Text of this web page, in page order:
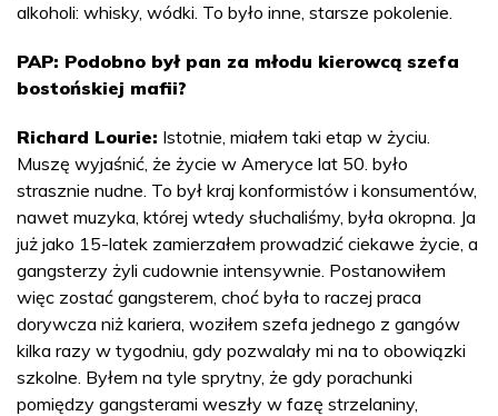
alkoholi: whisky, wódki. To było inne, starsze pokolenie.
PAP: Podobno był pan za młodu kierowcą szefa
bostońskiej mafii?
Richard Lourie: Istotnie, miałem taki etap w życiu.
Muszę wyjaśnić, że życie w Ameryce lat 50. było
strasznie nudne. To był kraj konformistów i konsumentów,
nawet muzyka, której wtedy słuchaliśmy, była okropna. Ja
już jako 15-latek zamierzałem prowadzić ciekawe życie, a
gangsterzy żyli cudownie intensywnie. Postanowiłem
więc zostać gangsterem, choć była to raczej praca
dorywcza niż kariera, woziłem szefa jednego z gangów
kilka razy w tygodniu, gdy pozwalały mi na to obowiązki
szkolne. Byłem na tyle sprytny, że gdy porachunki
pomiędzy gangsterami weszły w fazę strzelaniny,